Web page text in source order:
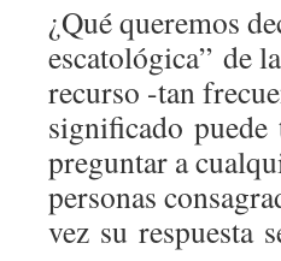
¿Qué queremos
escatológica” de
recurso -tan
significado puede
preguntar a
personas
vez su respuesta